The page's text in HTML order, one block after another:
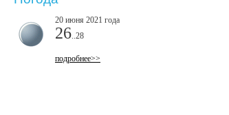
20 июня 2021 года
26 ..28
подробнее>>